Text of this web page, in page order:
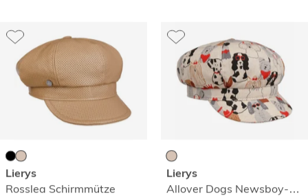
Lierys
Rosslea Schirmmütze
Lierys
Allover Dogs Newsboy-Mütze